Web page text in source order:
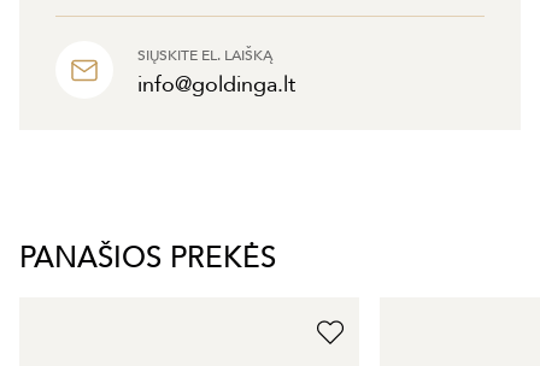
SIŲSKITE EL. LAIŠKĄ
info@goldinga.lt
PANAŠIOS PREKĖS